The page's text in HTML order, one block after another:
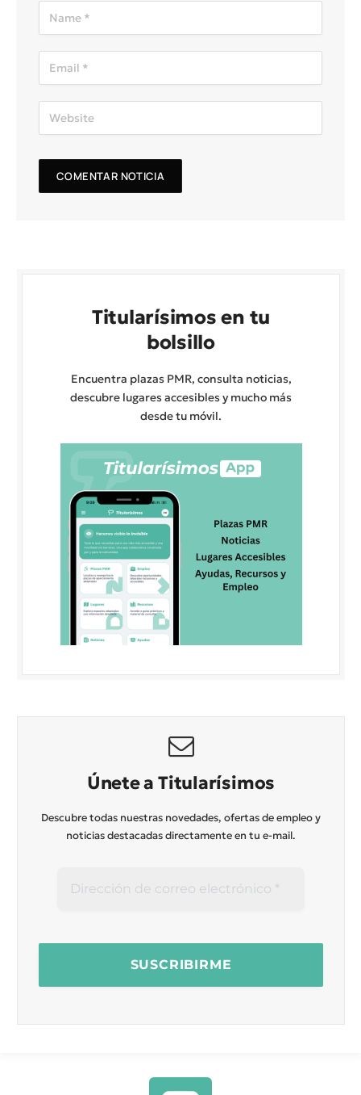
Titularísimos en tu
bolsillo
Encuentra plazas PMR, consulta noticias,
descubre lugares accesibles y mucho más
desde tu móvil.
Únete a Titularísimos
Descubre todas nuestras novedades, ofertas de empleo y
noticias destacadas directamente en tu e-mail.